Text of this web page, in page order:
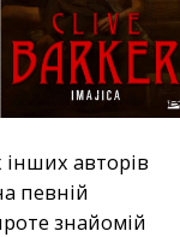
авторів
певній
знайомій